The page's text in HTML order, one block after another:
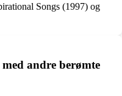
Songs (1997) og
andre berømte